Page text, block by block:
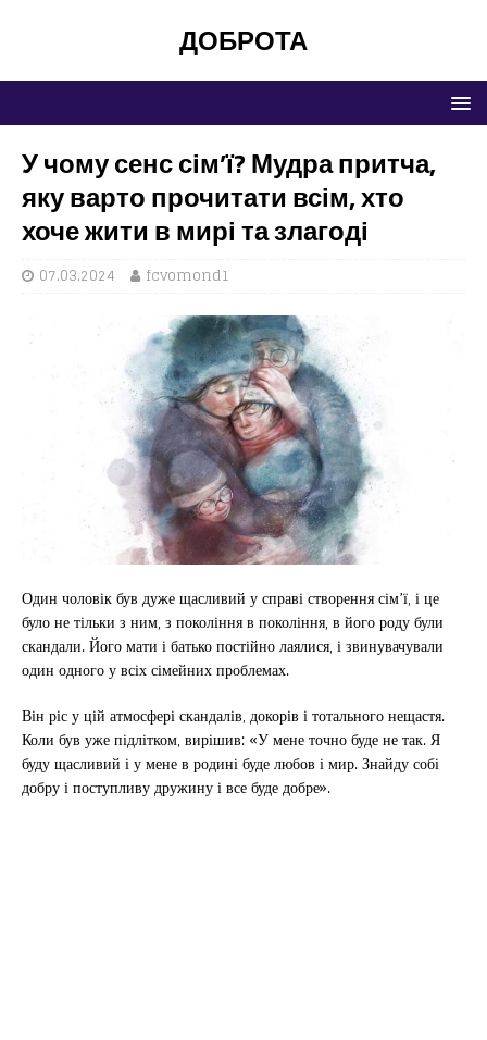
ДОБРОТА
У чому сенс сім’ї? Мудра притча,
яку варто прочитати всім, хто
хоче жити в мирі та злагоді
07.03.2024 fcvomond1
Один чоловік був дуже щасливий у справі створення сім’ї, і це
було не тільки з ним, з покоління в покоління, в його роду були
скандали. Його мати і батько постійно лаялися, і звинувачували
один одного у всіх сімейних проблемах.
Він ріс у цій атмосфері скандалів, докорів і тотального нещастя.
Коли був уже підлітком, вирішив: «У мене точно буде не так. Я
буду щасливий і у мене в родині буде любов і мир. Знайду собі
добру і поступливу дружину і все буде добре».